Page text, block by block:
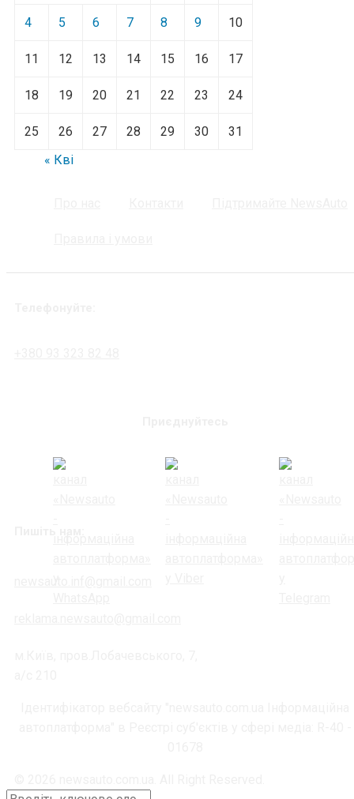
4 5 6 7 8 9 10
11 12 13 14 15 16 17
18 19 20 21 22 23 24
25 26 27 28 29 30
31
« Кві